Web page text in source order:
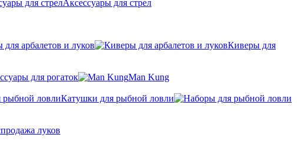
Аксессуары для стрел
арбалетов и луков
Киверы для
для рогаток
Man Kung
Катушки для рыбной ловли
луков